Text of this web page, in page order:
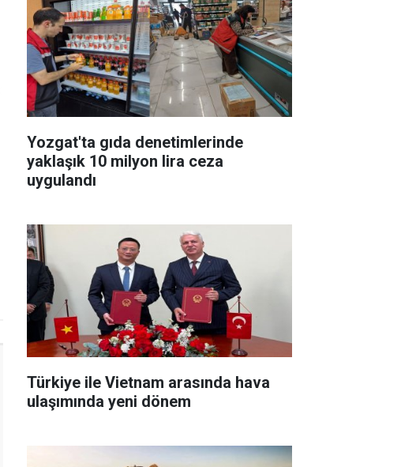
Yozgat'ta gıda denetimlerinde
yaklaşık 10 milyon lira ceza
uygulandı
Türkiye ile Vietnam arasında hava
ulaşımında yeni dönem